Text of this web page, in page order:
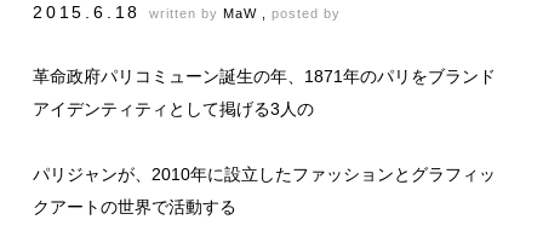
2015.6.18 written by MaW , posted by
革命政府パリコミューン誕生の年、1871年のパリをブランド
アイデンティティとして掲げる3人の
パリジャンが、2010年に設立したファッションとグラフィッ
クアートの世界で活動する